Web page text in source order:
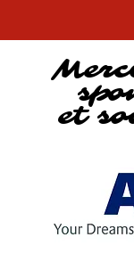
et